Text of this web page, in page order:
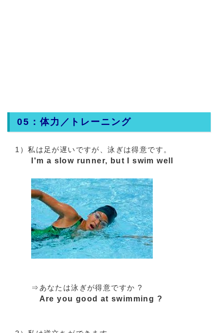
05：体力／トレーニング
1）私は足が遅いですが、泳ぎは得意です。
I'm a slow runner, but I swim well
⇒あなたは泳ぎが得意ですか ?
Are you good at swimming ?